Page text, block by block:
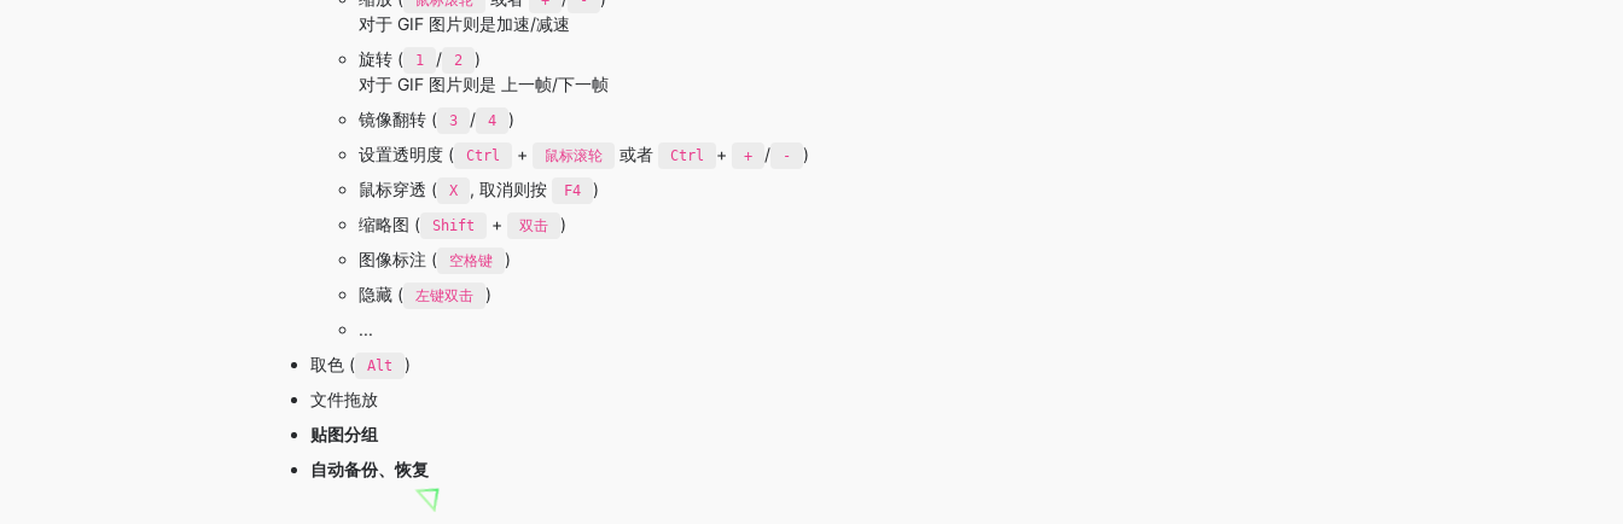
对于 GIF 图片则是加速/减速
旋转 (
1 / 2
)
对于 GIF 图片则是 上一帧/下一帧
镜像翻转 (
3 / 4
)
设置透明度 (
Ctrl + 鼠标滚轮 或者 Ctrl + + / -
)
鼠标穿透 (
X , 取消则按 F4
)
缩略图 (
Shift + 双击
)
图像标注 (
空格键
)
隐藏 (
左键双击
)
...
取色 (
Alt
)
文件拖放
贴图分组
自动备份、恢复